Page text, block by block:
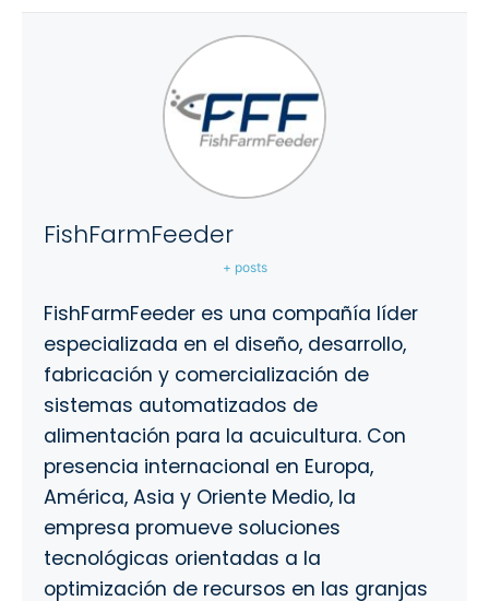
FishFarmFeeder
+ posts
FishFarmFeeder es una compañía líder
especializada en el diseño, desarrollo,
fabricación y comercialización de
sistemas automatizados de
alimentación para la acuicultura. Con
presencia internacional en Europa,
América, Asia y Oriente Medio, la
empresa promueve soluciones
tecnológicas orientadas a la
optimización de recursos en las granjas